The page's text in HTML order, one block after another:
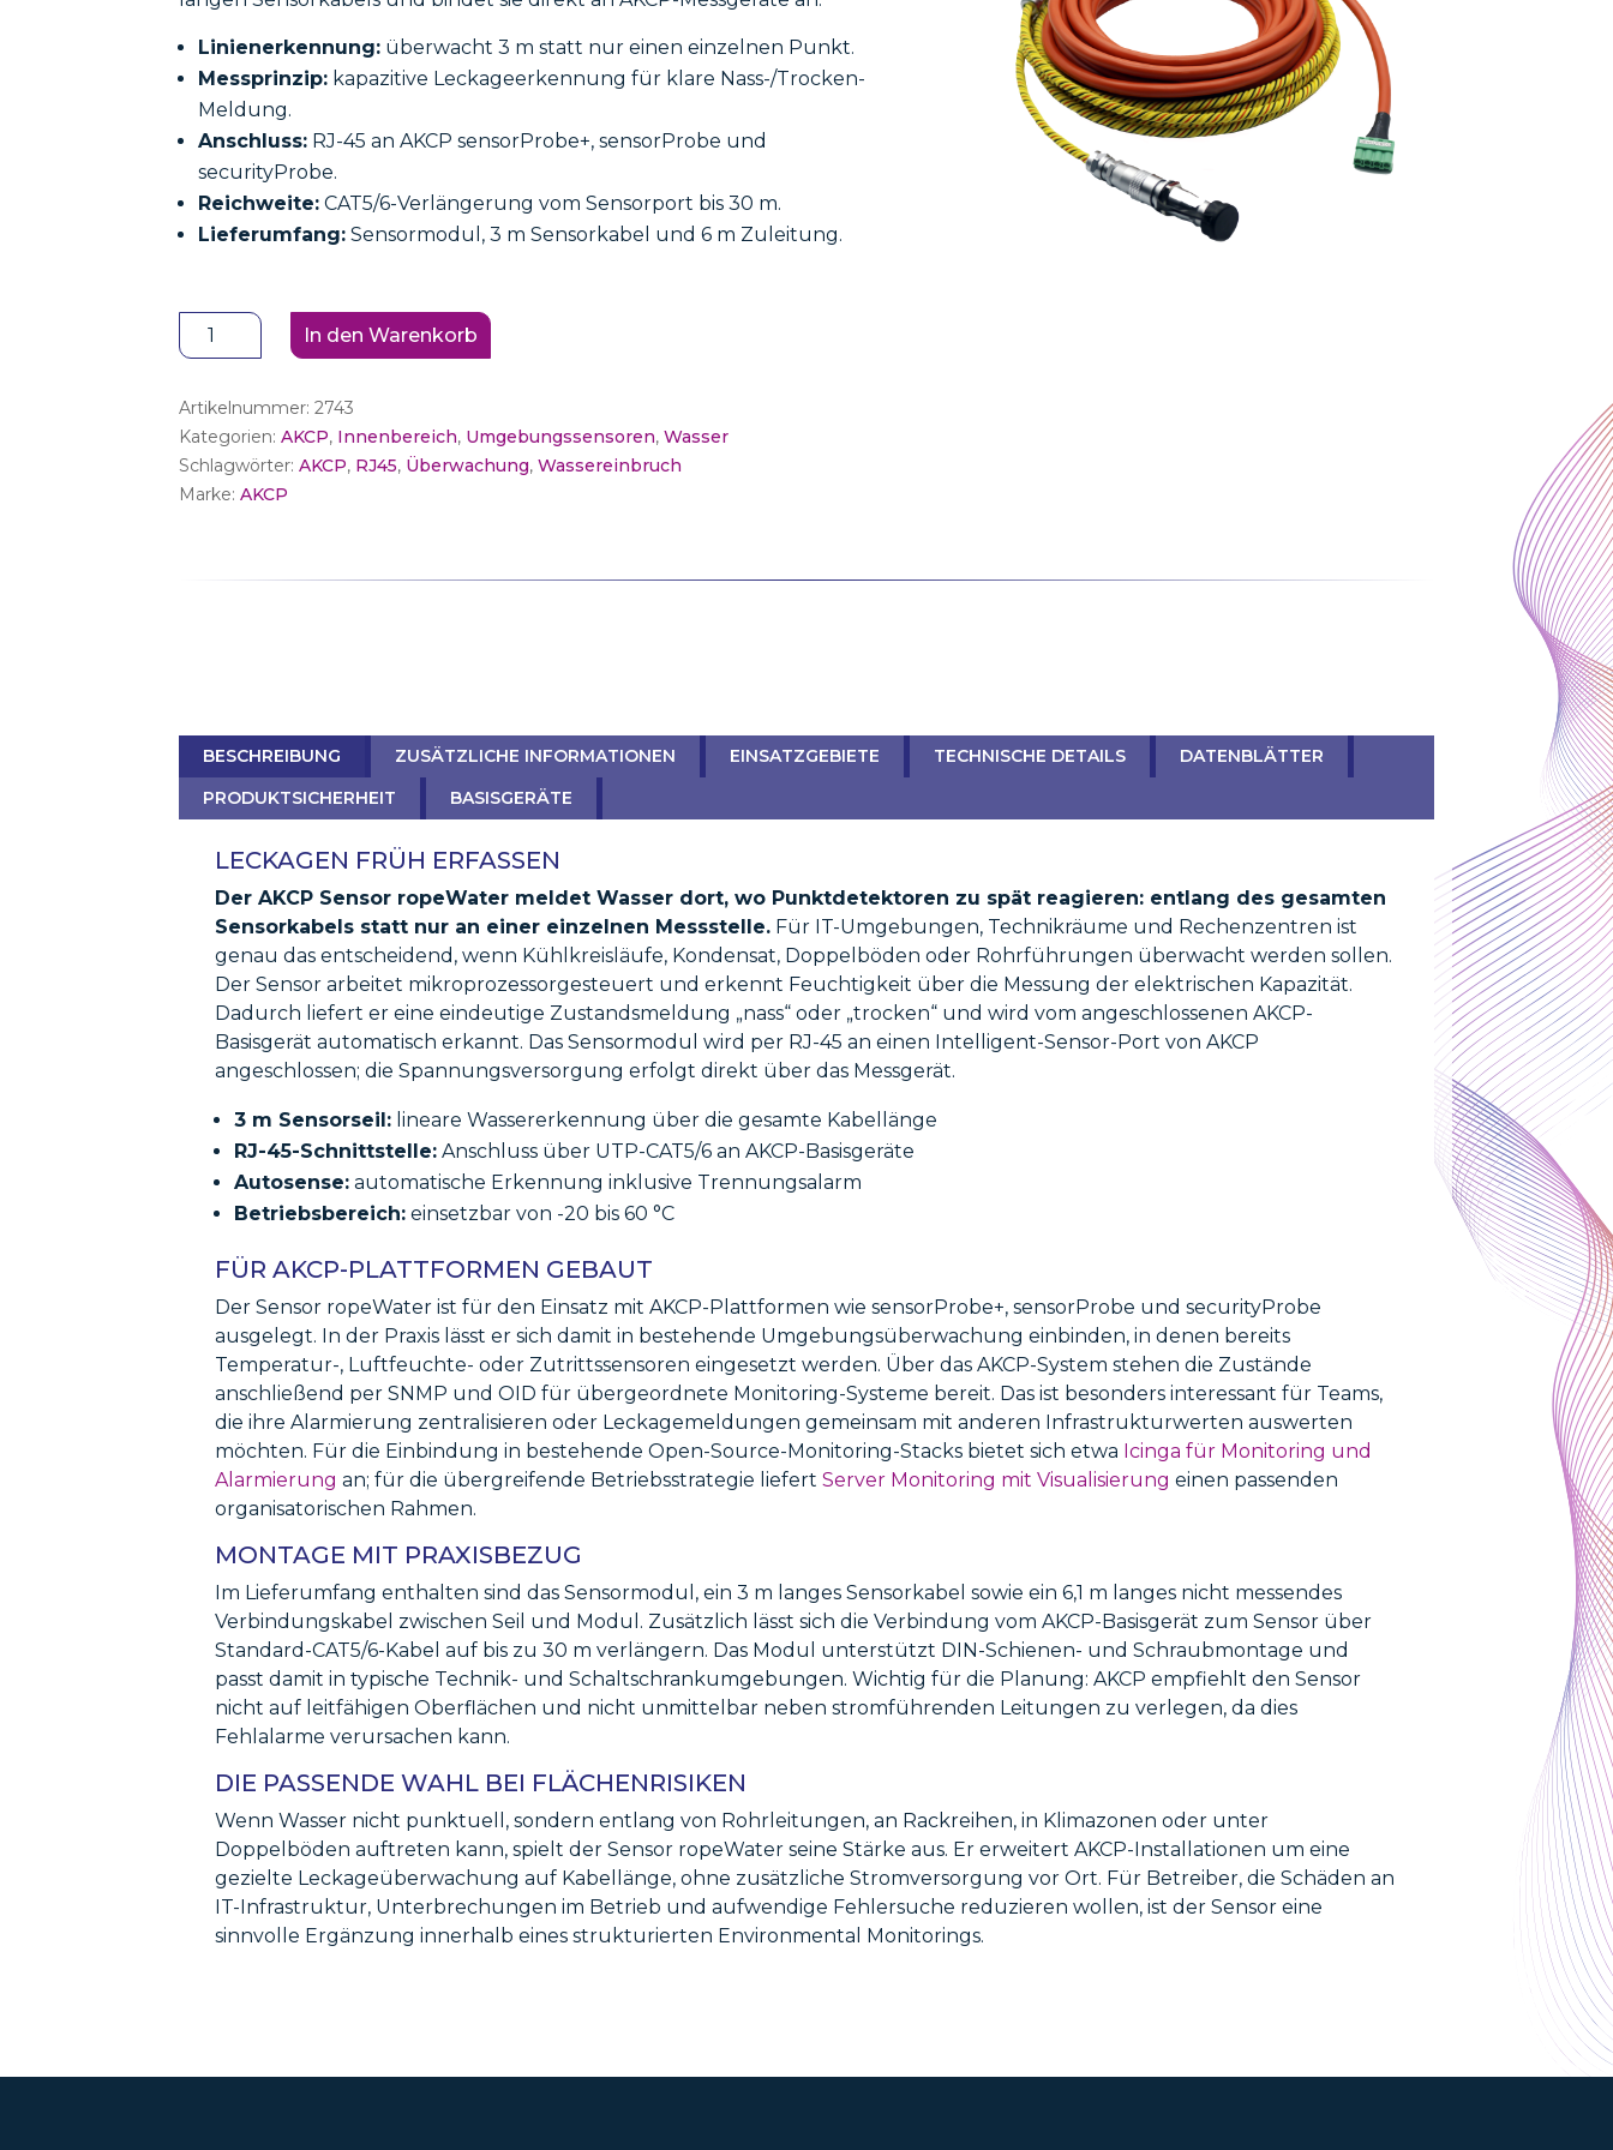
Linienerkennung: überwacht 3 m statt nur einen einzelnen Punkt.
Messprinzip: kapazitive Leckageerkennung für klare Nass-/Trocken-
Meldung.
Anschluss: RJ-45 an AKCP sensorProbe+, sensorProbe und
securityProbe.
Reichweite: CAT5/6-Verlängerung vom Sensorport bis 30 m.
Lieferumfang: Sensormodul, 3 m Sensorkabel und 6 m Zuleitung.
AKCP
Sensor
Menge
In den Warenkorb
Artikelnummer:2743
Kategorien:AKCP, Innenbereich, Umgebungssensoren,Wasser
Schlagwörter:AKCP, RJ45, Überwachung,Wassereinbruch
Marke:AKCP
BESCHREIBUNG ZUSÄTZLICHE INFORMATIONEN EINSATZGEBIETE TECHNISCHE DETAILS
DATENBLÄTTER
PRODUKTSICHERHEIT
BASISGERÄTE
LECKAGEN FRÜH ERFASSEN
Der AKCP Sensor ropeWater meldet Wasser dort, wo Punktdetektoren zu spät reagieren: entlang des gesamten
Sensorkabels statt nur an einer einzelnen Messstelle. Für IT-Umgebungen, Technikräume und Rechenzentren ist
genau das entscheidend, wenn Kühlkreisläufe, Kondensat, Doppelböden oder Rohrführungen überwacht werden sollen.
Der Sensor arbeitet mikroprozessorgesteuert und erkennt Feuchtigkeit über die Messung der elektrischen Kapazität.
Dadurch liefert er eine eindeutige Zustandsmeldung „nass“ oder „trocken“ und wird vom angeschlossenen AKCP-
Basisgerät automatisch erkannt. Das Sensormodul wird per RJ-45 an einen Intelligent-Sensor-Port von AKCP
angeschlossen; die Spannungsversorgung erfolgt direkt über das Messgerät.
3 m Sensorseil: lineare Wassererkennung über die gesamte Kabellänge
RJ-45-Schnittstelle: Anschluss über UTP-CAT5/6 an AKCP-Basisgeräte
Autosense: automatische Erkennung inklusive Trennungsalarm
Betriebsbereich: einsetzbar von -20 bis 60 °C
FÜR AKCP-PLATTFORMEN GEBAUT
Der Sensor ropeWater ist für den Einsatz mit AKCP-Plattformen wie sensorProbe+, sensorProbe und securityProbe
ausgelegt. In der Praxis lässt er sich damit in bestehende Umgebungsüberwachung einbinden, in denen bereits
Temperatur-, Luftfeuchte- oder Zutrittssensoren eingesetzt werden. Über das AKCP-System stehen die Zustände
anschließend per SNMP und OID für übergeordnete Monitoring-Systeme bereit. Das ist besonders interessant für Teams,
die ihre Alarmierung zentralisieren oder Leckagemeldungen gemeinsam mit anderen Infrastrukturwerten auswerten
möchten. Für die Einbindung in bestehende Open-Source-Monitoring-Stacks bietet sich etwa Icinga für Monitoring und
Alarmierung an; für die übergreifende Betriebsstrategie liefertServer Monitoring mit Visualisierung einen passenden
organisatorischen Rahmen.
MONTAGE MIT PRAXISBEZUG
Im Lieferumfang enthalten sind das Sensormodul, ein 3 m langes Sensorkabel sowie ein 6,1 m langes nicht messendes
Verbindungskabel zwischen Seil und Modul. Zusätzlich lässt sich die Verbindung vom AKCP-Basisgerät zum Sensor über
Standard-CAT5/6-Kabel auf bis zu 30 m verlängern. Das Modul unterstützt DIN-Schienen- und Schraubmontage und
passt damit in typische Technik- und Schaltschrankumgebungen. Wichtig für die Planung: AKCP empfiehlt den Sensor
nicht auf leitfähigen Oberflächen und nicht unmittelbar neben stromführenden Leitungen zu verlegen, da dies
Fehlalarme verursachen kann.
DIE PASSENDE WAHL BEI FLÄCHENRISIKEN
Wenn Wasser nicht punktuell, sondern entlang von Rohrleitungen, an Rackreihen, in Klimazonen oder unter
Doppelböden auftreten kann, spielt der Sensor ropeWater seine Stärke aus. Er erweitert AKCP-Installationen um eine
gezielte Leckageüberwachung auf Kabellänge, ohne zusätzliche Stromversorgung vor Ort. Für Betreiber, die Schäden an
IT-Infrastruktur, Unterbrechungen im Betrieb und aufwendige Fehlersuche reduzieren wollen, ist der Sensor eine
sinnvolle Ergänzung innerhalb eines strukturierten Environmental Monitorings.